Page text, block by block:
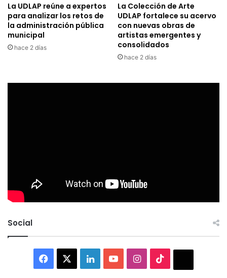
La UDLAP reúne a expertos
para analizar los retos de
la administración pública
municipal
hace 2 días
La Colección de Arte
UDLAP fortalece su acervo
con nuevas obras de
artistas emergentes y
consolidados
hace 2 días
Social
Facebook LinkedInYouTubeInstagram